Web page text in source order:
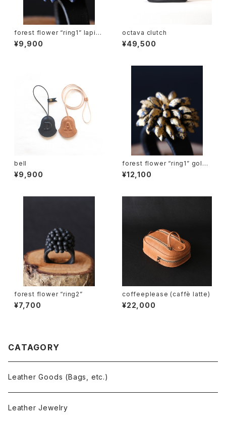
forest flower “ring1” lapis l
azuli
¥9,900
octava clutch
¥49,500
bell
¥9,900
forest flower “ring1” gold l
eaf
¥12,100
forest flower “ring2”
¥7,700
coffeeplease (caffè latte)
¥22,000
CATAGORY
Leather Goods (Bags, etc.)
Leather Jewelry